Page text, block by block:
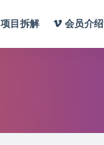
项目拆解 会员介绍